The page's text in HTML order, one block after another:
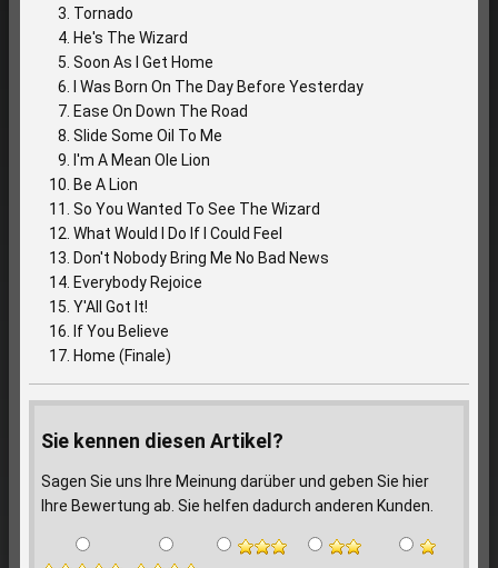
Tornado
He's The Wizard
Soon As I Get Home
I Was Born On The Day Before Yesterday
Ease On Down The Road
Slide Some Oil To Me
I'm A Mean Ole Lion
Be A Lion
So You Wanted To See The Wizard
What Would I Do If I Could Feel
Don't Nobody Bring Me No Bad News
Everybody Rejoice
Y'All Got It!
If You Believe
Home (Finale)
Sie kennen diesen Artikel?
Sagen Sie uns Ihre Meinung darüber und geben Sie hier
Ihre Bewertung ab. Sie helfen dadurch anderen Kunden.